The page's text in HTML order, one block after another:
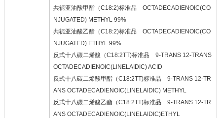
共轭亚油酸甲酯（C18:2)标准品 OCTADECADIENOIC(CO
NJUGATED) METHYL 99%
共轭亚油酸乙酯（C18:2)标准品 OCTADECADIENOIC(CO
NJUGATED) ETHYL 99%
反式十八碳二烯酸（C18:2TT)标准品 9-TRANS 12-TRANS
OCTADECADIENOIC(LINELAIDIC) ACID
反式十八碳二烯酸甲酯（C18:2TT)标准品 9-TRANS 12-TR
ANS OCTADECADIENOIC(LINELAIDIC) METHYL
反式十八碳二烯酸乙酯（C18:2TT)标准品 9-TRANS 12-TR
ANS OCTADECADIENOIC(LINELAIDIC)ETHYL